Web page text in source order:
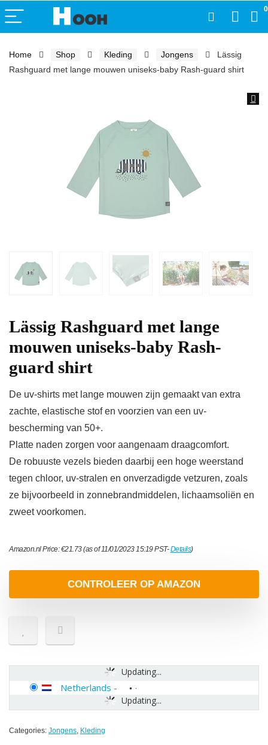
0
Home Shop Kleding Jongens
Lässig
Rashguard met lange mouwen uniseks-baby Rash-guard shirt
Lässig Rashguard met lange
mouwen uniseks-baby Rash-
guard shirt
De uv-shirts met lange mouwen zijn gemaakt van extra
zachte, elastische stof en voorzien van een uv-
bescherming van 50+.
Platte naden zorgen voor aangenaam draagcomfort.
De robuuste vezels bieden daarbij een hoge weerstand
tegen chloor, uv-stralen en onverzadigde vetzuren, zoals
ze bijvoorbeeld in zonnebrandmiddelen, lichaamsoliën en
zweet voorkomen.
Amazon.nl Price:€21.73(as of 11/01/2023 15:19 PST-Details)
CONTROLEER OP AMAZON
Updating...
Updating...
Netherlands -
Categories: Jongens, Kleding